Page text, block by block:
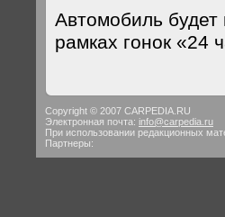
Автомобиль
рамках гонок «24
Copyright © 2007 CARPEDIA.RU
Электронная почта: info@carpedia.ru
При использовании редакционных
Партнеры: